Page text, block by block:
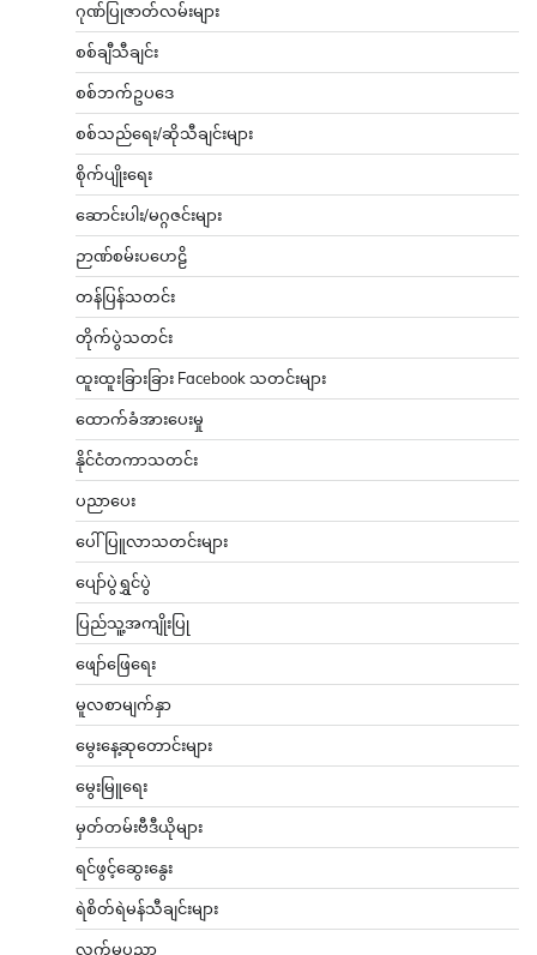
ဂုဏ်ပြုဇာတ်လမ်းများ
စစ်ချီသီချင်း
စစ်ဘက်ဥပဒေ
စစ်သည်ရေး/ဆိုသီချင်းများ
စိုက်ပျိုးရေး
ဆောင်းပါး/မဂ္ဂဇင်းများ
ဉာဏ်စမ်းပဟေဠိ
တန်ပြန်သတင်း
တိုက်ပွဲသတင်း
ထူးထူးခြားခြား Facebook သတင်းများ
ထောက်ခံအားပေးမှု
နိုင်ငံတကာသတင်း
ပညာပေး
ပေါ်ပြူလာသတင်းများ
ပျော်ပွဲရွှင်ပွဲ
ပြည်သူ့အကျိုးပြု
ဖျော်ဖြေရေး
မူလစာမျက်နှာ
မွေးနေ့ဆုတောင်းများ
မွေးမြူရေး
မှတ်တမ်းဗီဒီယိုများ
ရင်ဖွင့်ဆွေးနွေး
ရဲစိတ်ရဲမန်သီချင်းများ
လက်မှုပညာ